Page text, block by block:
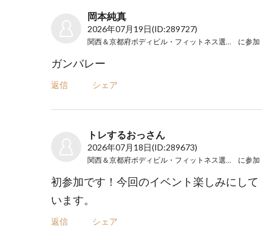
岡本純真
2026年07月19日(ID:289727)
に参加
ガンバレー
返信 シェア
トレするおっさん
2026年07月18日(ID:289673)
に参加
初参加です！今回のイベント楽しみにして
います。
返信 シェア